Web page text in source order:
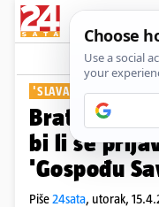
'SLAVA MU JE DOBRO
Brat
bi li se
'Gospođu
Piše24sata, utorak,